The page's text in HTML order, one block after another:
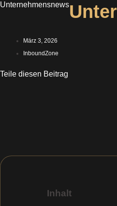
Unternehmensnews
März 3, 2026
InboundZone
Teile diesen Beitrag
Inhalt